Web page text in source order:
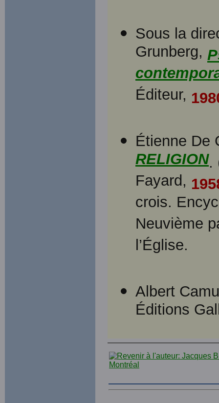
Sous la
Grunberg,
Éditeur,
Étienne De
RELIGION.
Fayard,
crois.
Neuvième
l’Église.
Albert
Éditions